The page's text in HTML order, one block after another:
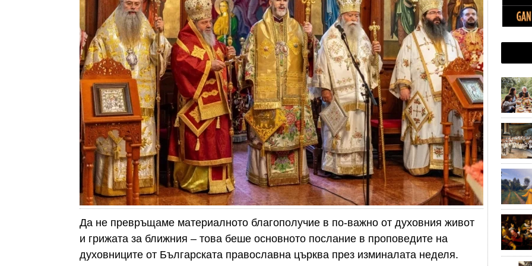
Да не превръщаме материалното благополучие в по-важно от духовния живот
и грижата за ближния – това беше основното послание в проповедите на
духовниците от Българската православна църква през изминалата неделя.